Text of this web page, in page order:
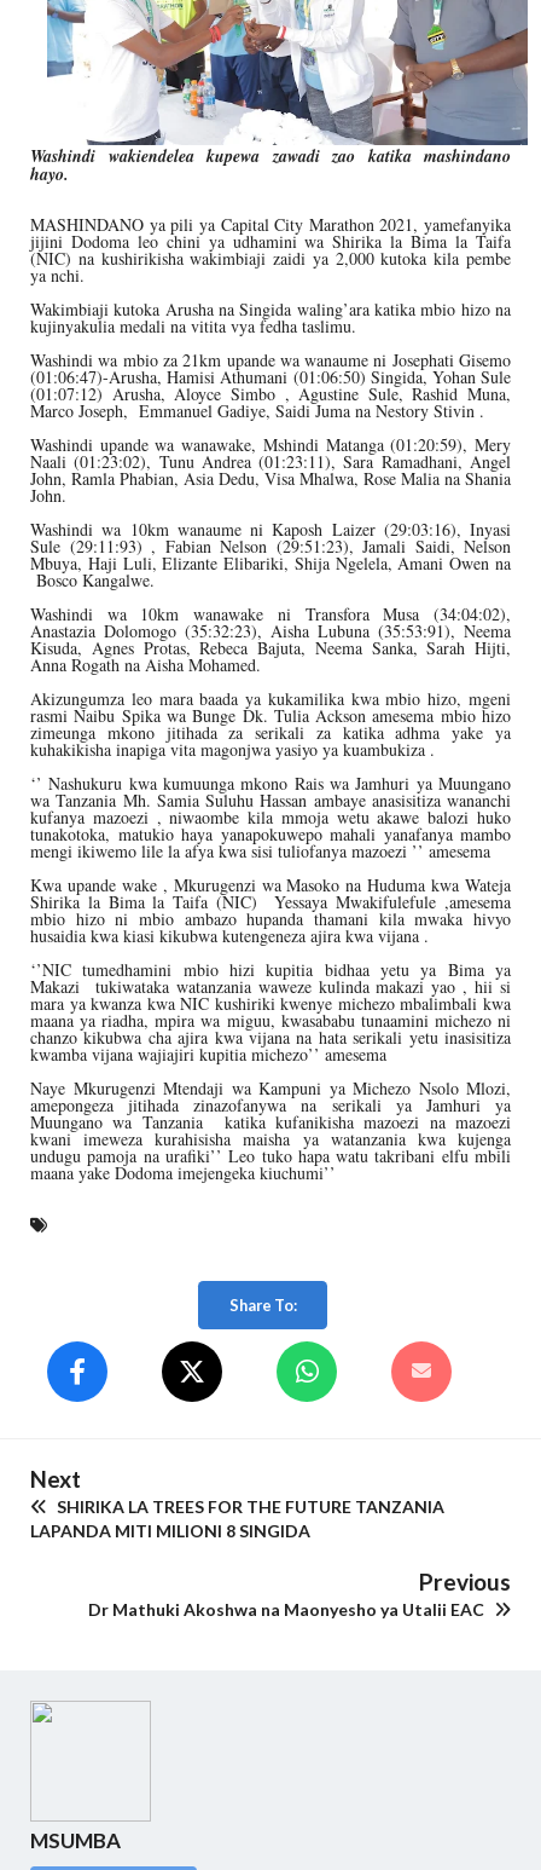
Washindi wakiendelea kupewa zawadi zao katika mashindano
hayo.
MASHINDANO ya pili ya Capital City Marathon 2021, yamefanyika
jijini Dodoma leo chini ya udhamini wa Shirika la Bima la Taifa
(NIC) na kushirikisha wakimbiaji zaidi ya 2,000 kutoka kila pembe
ya nchi.
Wakimbiaji kutoka Arusha na Singida waling’ara katika mbio hizo na
kujinyakulia medali na vitita vya fedha taslimu.
Washindi wa mbio za 21km upande wa wanaume ni Josephati Gisemo
(01:06:47)-Arusha, Hamisi Athumani (01:06:50) Singida, Yohan Sule
(01:07:12) Arusha, Aloyce Simbo , Agustine Sule, Rashid Muna,
Marco Joseph, Emmanuel Gadiye, Saidi Juma na Nestory Stivin .
Washindi upande wa wanawake, Mshindi Matanga (01:20:59), Mery
Naali (01:23:02), Tunu Andrea (01:23:11), Sara Ramadhani, Angel
John, Ramla Phabian, Asia Dedu, Visa Mhalwa, Rose Malia na Shania
John.
Washindi wa 10km wanaume ni Kaposh Laizer (29:03:16), Inyasi
Sule (29:11:93) , Fabian Nelson (29:51:23), Jamali Saidi, Nelson
Mbuya, Haji Luli, Elizante Elibariki, Shija Ngelela, Amani Owen na
Bosco Kangalwe.
Washindi wa 10km wanawake ni Transfora Musa (34:04:02),
Anastazia Dolomogo (35:32:23), Aisha Lubuna (35:53:91), Neema
Kisuda, Agnes Protas, Rebeca Bajuta, Neema Sanka, Sarah Hijti,
Anna Rogath na Aisha Mohamed.
Akizungumza leo mara baada ya kukamilika kwa mbio hizo, mgeni
rasmi Naibu Spika wa Bunge Dk. Tulia Ackson amesema mbio hizo
zimeunga mkono jitihada za serikali za katika adhma yake ya
kuhakikisha inapiga vita magonjwa yasiyo ya kuambukiza .
‘’ Nashukuru kwa kumuunga mkono Rais wa Jamhuri ya Muungano
wa Tanzania Mh. Samia Suluhu Hassan ambaye anasisitiza wananchi
kufanya mazoezi , niwaombe kila mmoja wetu akawe balozi huko
tunakotoka, matukio haya yanapokuwepo mahali yanafanya mambo
mengi ikiwemo lile la afya kwa sisi tuliofanya mazoezi ’’ amesema
Kwa upande wake , Mkurugenzi wa Masoko na Huduma kwa Wateja
Shirika la Bima la Taifa (NIC) Yessaya Mwakifulefule ,amesema
mbio hizo ni mbio ambazo hupanda thamani kila mwaka hivyo
husaidia kwa kiasi kikubwa kutengeneza ajira kwa vijana .
‘’NIC tumedhamini mbio hizi kupitia bidhaa yetu ya Bima ya
Makazi tukiwataka watanzania waweze kulinda makazi yao , hii si
mara ya kwanza kwa NIC kushiriki kwenye michezo mbalimbali kwa
maana ya riadha, mpira wa miguu, kwasababu tunaamini michezo ni
chanzo kikubwa cha ajira kwa vijana na hata serikali yetu inasisitiza
kwamba vijana wajiajiri kupitia michezo’’ amesema
Naye Mkurugenzi Mtendaji wa Kampuni ya Michezo Nsolo Mlozi,
amepongeza jitihada zinazofanywa na serikali ya Jamhuri ya
Muungano wa Tanzania katika kufanikisha mazoezi na mazoezi
kwani imeweza kurahisisha maisha ya watanzania kwa kujenga
undugu pamoja na urafiki’’ Leo tuko hapa watu takribani elfu mbili
maana yake Dodoma imejengeka kiuchumi’’
Share To:
Next
SHIRIKA LA TREES FOR THE FUTURE TANZANIA
LAPANDA MITI MILIONI 8 SINGIDA
Previous
Dr Mathuki Akoshwa na Maonyesho ya Utalii EAC
MSUMBA